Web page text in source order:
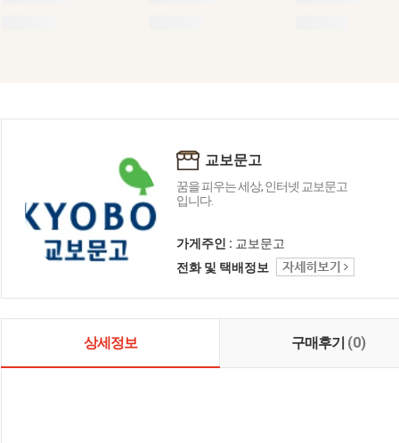
교보문고
꿈을 피우는 세상, 인터넷 교보문고
입니다.
가게주인 : 교보문고
전화 및 택배정보
상세정보 구매후기 (0)